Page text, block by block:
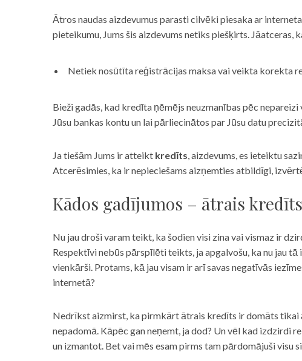
Ātros naudas aizdevumus parasti cilvēki piesaka ar
pieteikumu, Jums šis aizdevums netiks piešķirts.
Netiek nosūtīta reģistrācijas maksa vai veikta korekta
Bieži gadās, kad kredīta ņēmējs neuzmanības pēc
Jūsu bankas kontu un lai pārliecinātos par Jūsu datu
Ja tiešām Jums ir atteikt kredīts, aizdevums, es ieteiktu
Atcerēsimies, ka ir nepieciešams aizņemties atbildīgi,
Kādos gadījumos – ātrais
Nu jau droši varam teikt, ka šodien visi zina vai vismaz ir
Respektīvi nebūs pārspīlēti teikts, ja apgalvošu, ka nu jau
vienkārši. Protams, kā jau visam ir arī savas negatīvās
internetā?
Nedrīkst aizmirst, ka pirmkārt ātrais kredīts ir domāts
nepadomā. Kāpēc gan neņemt, ja dod? Un vēl kad izdzirdi
un izmantot. Bet vai mēs esam pirms tam pārdomājuši visu